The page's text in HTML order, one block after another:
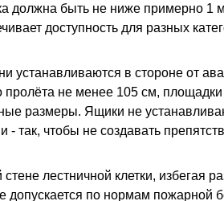
должна быть не ниже примерно 1
доступность для разных
в стороне от
не менее 105 см,
размеры. Ящики не
так, чтобы не создавать
лестничной клетки, избегая
допускается по нормам пожарной